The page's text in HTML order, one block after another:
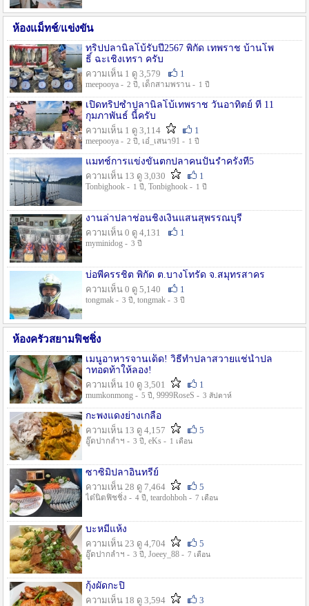
ห้องแม็ทช์/แข่งขัน
ทริปปลานิลโบ้รับปี2567 พิกัด เทพราช บ้านโพ
ธิ์ ฉะเชิงเทรา ครับ
ความเห็น 1 ดู 3,579
1
meepooya - 2 ปี , เด็กสามพราน - 1 ปี
เปิดทริปซ้ำปลานิลโบ้เทพราช วันอาทิตย์ ที่ 11
กุมภาพันธ์ นี้ครับ
ความเห็น 1 ดู 3,114
1
meepooya - 2 ปี , เอ๋_เสนา91 - 1 ปี
แมทช์การแข่งขั้นตกปลาคนปั้นรำครั้งที่5
ความเห็น 13 ดู 3,030
1
Tonbighook - 1 ปี , Tonbighook - 1 ปี
งานล่าปลาช่อนชิงเงินแสนสุพรรณบุรี
ความเห็น 0 ดู 4,131
1
myminidog - 3 ปี
บ่อพี่ครรชิต พิกัด ต.บางโทรัด จ.สมุทรสาคร
ความเห็น 0 ดู 5,140
1
tongmak - 3 ปี , tongmak - 3 ปี
ห้องครัวสยามฟิชชิ่ง
เมนูอาหารจานเด็ด! วิธีทำปลาสวายแช่น้ำปล
าทอดท้าให้ลอง!
ความเห็น 10 ดู 3,501
1
mumkonmong - 5 ปี , 9999RoseS - 3 สัปดาห์
กะพงแดงย่างเกลือ
ความเห็น 13 ดู 4,157
5
อู๊ดปากลำฯ - 3 ปี , eKs - 1 เดือน
ซาซิมิปลาอินทรีย์
ความเห็น 28 ดู 7,464
5
ไต๋นิตฟิชชิ่ง - 4 ปี , teardohboh - 7 เดือน
บะหมี่แห้ง
ความเห็น 23 ดู 4,704
5
อู๊ดปากลำฯ - 3 ปี , Joeey_88 - 7 เดือน
กุ้งผัดกะปิ
ความเห็น 18 ดู 3,594
3